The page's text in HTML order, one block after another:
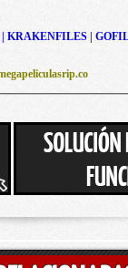
KRAKENFILES |